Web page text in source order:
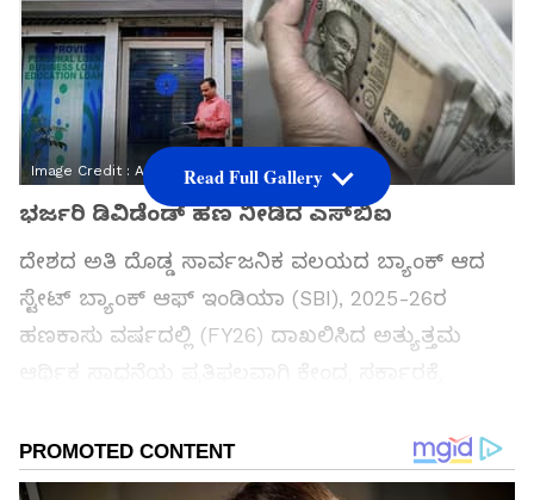
Image Credit : Asianet News
ಭರ್ಜರಿ ಡಿವಿಡೆಂಡ್‌ ಹಣ ನೀಡಿದ ಎಸ್‌ಬಿಐ
ದೇಶದ ಅತಿ ದೊಡ್ಡ ಸಾರ್ವಜನಿಕ ವಲಯದ ಬ್ಯಾಂಕ್ ಆದ
ಸ್ಟೇಟ್ ಬ್ಯಾಂಕ್ ಆಫ್ ಇಂಡಿಯಾ (SBI), 2025-26ರ
ಹಣಕಾಸು ವರ್ಷದಲ್ಲಿ (FY26) ದಾಖಲಿಸಿದ ಅತ್ಯುತ್ತಮ
ಲಾಭಾಂಶದ (Dividend) ಚೆಕ್ ಅನ್ನು ಹಸ್ತಾಂತರಿಸಿದೆ.
ಎಸ್‌ಬಿಐ ಮಂಡಳಿಯ ಅಧ್ಯಕ್ಷರಾದ (Chairman) ಸಿ.ಎಸ್.
Read Full Gallery